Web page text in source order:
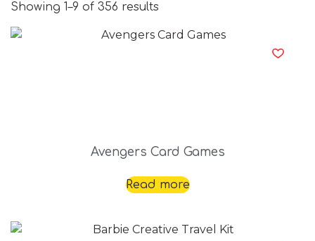
Showing 1–9 of 356 results
Avengers Card Games
Read more